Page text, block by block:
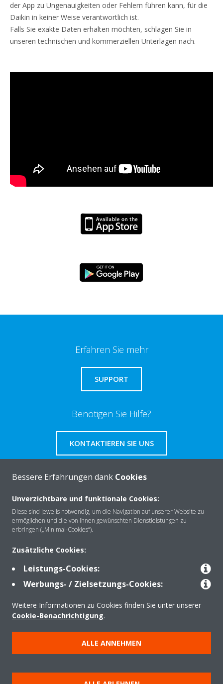
der App zu Ungenauigkeiten oder Fehlern führen kann, für die
Daikin in keiner Weise verantwortlich ist.
Falls Sie exakte Daten erhalten möchten, schlagen Sie in
unseren technischen und kommerziellen Unterlagen nach.
Erfahren Sie mehr
SUPPORT
Benötigen Sie Hilfe?
KONTAKTIEREN SIE UNS
Über Daikin
Kontakt
Produkte
Copyright © Daikin
Impressum und Nutzungsbedingungen
Hinweise zu Cookies
Bessere Erfahrungen dank Cookies
Unverzichtbare und funktionale Cookies:
Diese sind jeweils notwendig, um die Navigation auf unserer Website zu
ermöglichen und die von Ihnen gewünschten Dienstleistungen zu
erbringen („Minimal-Cookies“).
Zusätzliche Cookies:
Leistungs-Cookies:
Werbungs- / Zielsetzungs-Cookies:
Weitere Informationen zu Cookies finden Sie unter unserer
Cookie-Benachrichtigung.
ALLE ANNEHMEN